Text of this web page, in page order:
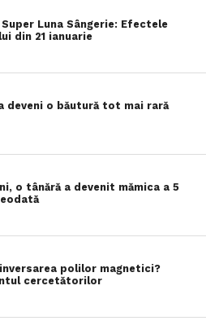
Luna Sângerie: Efectele
din 21 ianuarie
deveni o băutură tot mai rară
o tânără a devenit mămica a 5
polilor magnetici?
cercetătorilor